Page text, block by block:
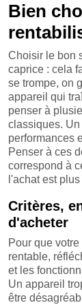
Bien
Choisir le bon
caprice : cela
se trompe, on
appareil qui
penser à
classiques.
performances
Penser à ces
correspond à
l'achat est
Critères,
d'acheter
Pour que
rentable,
et les
Un appareil
être